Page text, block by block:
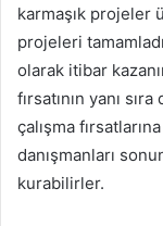
karmaşık projeler
projeleri
olarak itibar
fırsatının yanı
çalışma
danışmanları
kurabilirler.